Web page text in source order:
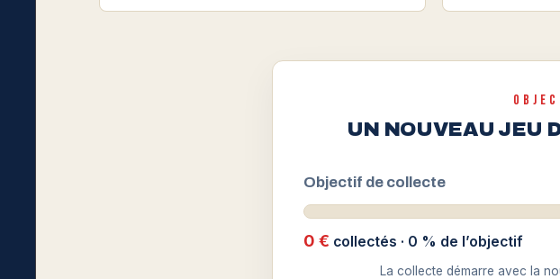
UN NOUVEAU JEU
Objectif de collecte
0 € collectés · 0 % de l’objectif
La collecte démarre avec la